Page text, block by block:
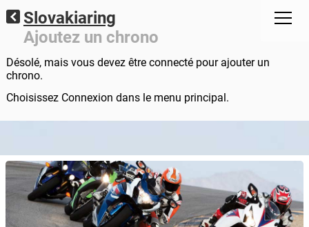
Slovakiaring
Ajoutez un chrono
Désolé, mais vous devez être connecté pour ajouter un
chrono.
Choisissez Connexion dans le menu principal.